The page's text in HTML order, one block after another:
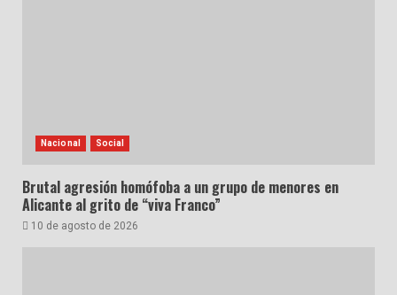
Nacional Social
Brutal agresión homófoba a un grupo de menores en
Alicante al grito de “viva Franco”
10 de agosto de 2026